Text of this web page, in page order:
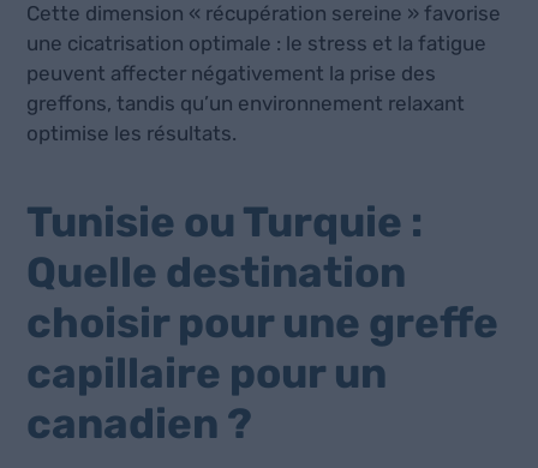
Cette dimension « récupération sereine » favorise
une cicatrisation optimale : le stress et la fatigue
peuvent affecter négativement la prise des
greffons, tandis qu’un environnement relaxant
optimise les résultats.
Tunisie ou Turquie :
Quelle destination
choisir pour une greffe
capillaire pour un
canadien ?